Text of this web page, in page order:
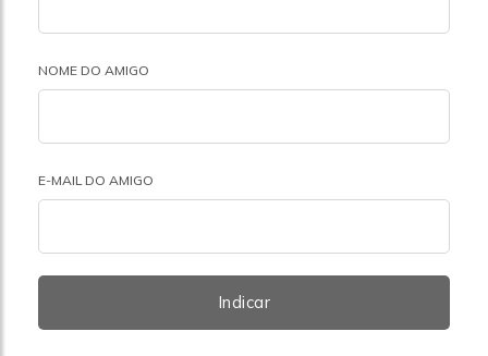
NOME DO AMIGO
E-MAIL DO AMIGO
Indicar